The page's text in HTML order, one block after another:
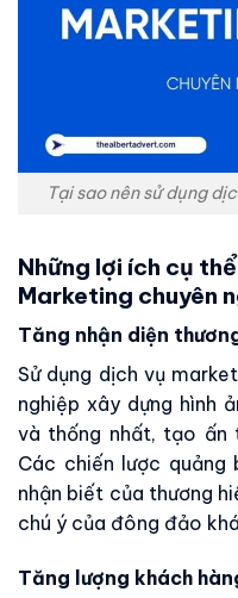
Tại sao nên sử dụng
Những lợi ích cụ
Marketing chuyên
Tăng nhận diện
Sử dụng dịch vụ
nghiệp xây dựng hình
và thống nhất, tạo ấn
Các chiến lược
nhận biết của thương
chú ý của đông đảo
Tăng lượng khách